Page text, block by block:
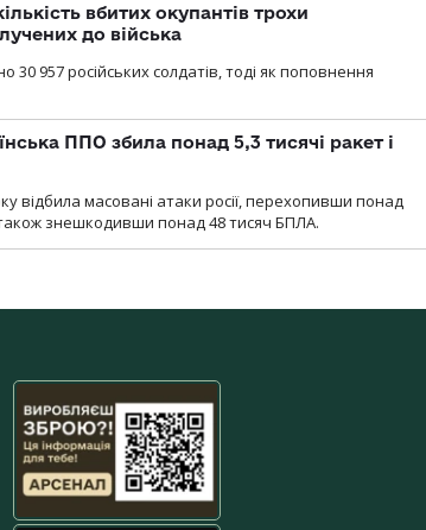
вбитих окупантів трохи
до війська
957 російських солдатів, тоді як поповнення
ППО збила понад 5,3 тисячі ракет і
відбила масовані атаки росії, перехопивши понад
знешкодивши понад 48 тисяч БПЛА.